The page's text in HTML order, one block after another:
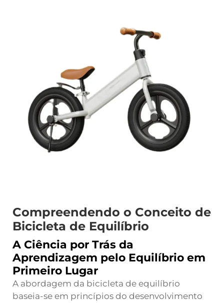
Compreendendo o Conceito de
Bicicleta de Equilíbrio
A Ciência por Trás da
Aprendizagem pelo Equilíbrio em
Primeiro Lugar
A abordagem da bicicleta de equilíbrio
baseia-se em princípios do desenvolvimento